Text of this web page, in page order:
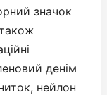
значок
денім
нейлон